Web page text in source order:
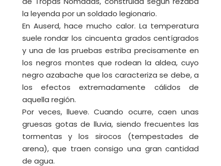
la leyenda por un soldado legionario.
En Auserd, hace mucho calor. La temperatura
suele rondar los cincuenta grados centígrados
y una de las pruebas estriba precisamente en
los negros montes que rodean la aldea, cuyo
negro azabache que los caracteriza se debe, a
los efectos extremadamente cálidos de
aquella región.
Por veces, llueve. Cuando ocurre, caen unas
gruesas gotas de lluvia, siendo frecuentes las
tormentas y los sirocos (tempestades de
arena), que traen consigo una gran cantidad
de agua.